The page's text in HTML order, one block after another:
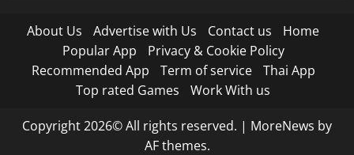
About Us Advertise with Us Contact us
Home
Popular App
Privacy & Cookie Policy
Recommended App
Term of service
Thai App
Top rated Games
Work With us
Copyright 2026© All rights reserved. | MoreNews by
AF themes.